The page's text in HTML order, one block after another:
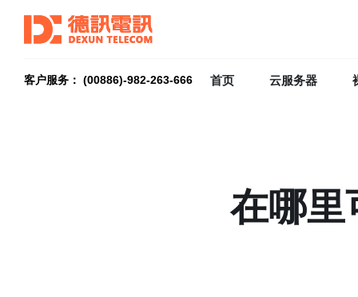
客户服务： (00886)-982-263-666 首页 云服务器
在哪里